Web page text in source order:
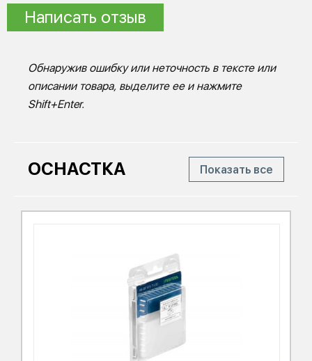
Написать отзыв
Обнаружив ошибку или неточность в тексте или
описании товара, выделите ее и нажмите
Shift+Enter.
ОСНАСТКА Показать все